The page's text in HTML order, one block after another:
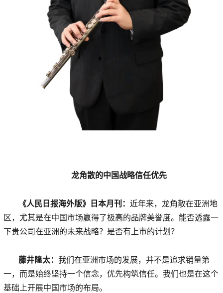
龙角散的中国战略信任优先
《人民日报海外版》日本月刊：近年来，龙角散在亚洲地
区，尤其是在中国市场赢得了极高的品牌美誉度。能否透露一
下贵公司在亚洲的未来战略？是否有上市的计划？
藤井隆太：我们在亚洲市场的发展，并不是追求销量第
一，而是始终坚持一个信念，优先构筑信任。我们也是在这个
基础上开展中国市场的布局。